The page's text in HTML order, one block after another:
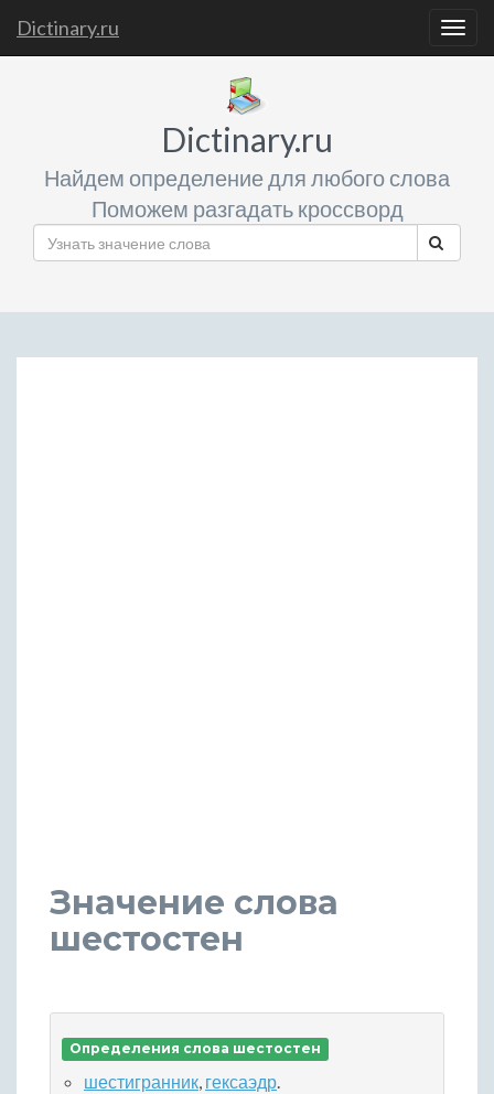
Dictinary.ru
Dictinary.ru
Найдем определение для любого слова
Поможем разгадать кроссворд
Значение слова
шестостен
Определения слова шестостен
шестигранник, гексаэдр.